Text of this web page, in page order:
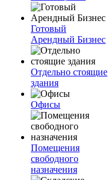
Готовый
Арендный Бизнес
Отдельно стоящие
здания
Офисы
Помещения
свободного
назначения